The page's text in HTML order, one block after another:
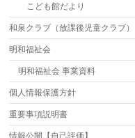
こども館だより
和泉クラブ（放課後児童クラブ）
明和福祉会
明和福祉会 事業資料
個人情報保護方針
重要事項説明書
情報公開【自己評価】